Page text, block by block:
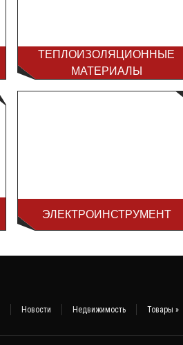
ТЕПЛОИЗОЛЯЦИОННЫЕ
МАТЕРИАЛЫ
ЭЛЕКТРОИНСТРУМЕНТ
Новости Недвижимость Товары »